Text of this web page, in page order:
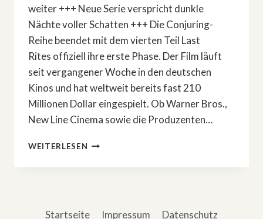
weiter +++ Neue Serie verspricht dunkle
Nächte voller Schatten +++ Die Conjuring-
Reihe beendet mit dem vierten Teil Last
Rites offiziell ihre erste Phase. Der Film läuft
seit vergangener Woche in den deutschen
Kinos und hat weltweit bereits fast 210
Millionen Dollar eingespielt. Ob Warner Bros.,
New Line Cinema sowie die Produzenten…
WEITERLESEN HORROR-
»CONJURING«-
UND
Startseite Impressum Datenschutz